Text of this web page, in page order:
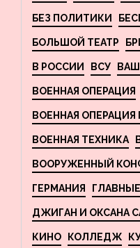
БЕЗ ПОЛИТИКИ
БОЛЬШОЙ ТЕАТР
В РОССИИ ВСУ
ВОЕННАЯ ОПЕРАЦИЯ
ВОЕННАЯ
ВОЕННАЯ ТЕХНИКА
ВООРУЖЕННЫЙ
ГЕРМАНИЯ
ДЖИГАН И ОКСАНА
КИНО КОЛЛЕДЖ